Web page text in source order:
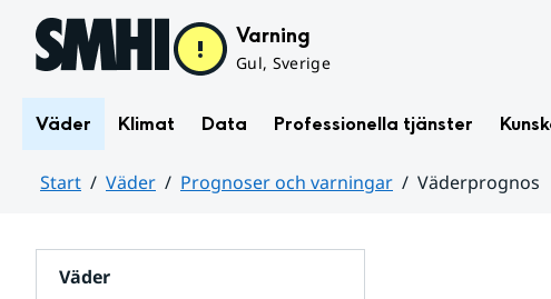
Hoppa till sidans innehåll Varning
Gul, Sverige
Väder Klimat Data Professionella tjänster
Start Väder Prognoser och varningar
Väderprognos
Väder
för
varningar